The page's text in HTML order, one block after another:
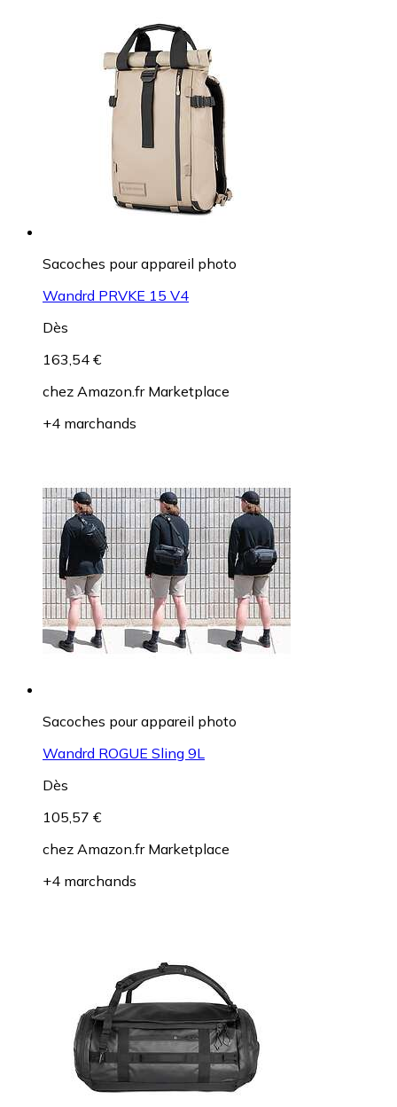
Sacoches pour appareil photo
Wandrd PRVKE 15 V4
Dès
163,54 €
chez Amazon.fr Marketplace
+4 marchands
Sacoches pour appareil photo
Wandrd ROGUE Sling 9L
Dès
105,57 €
chez Amazon.fr Marketplace
+4 marchands